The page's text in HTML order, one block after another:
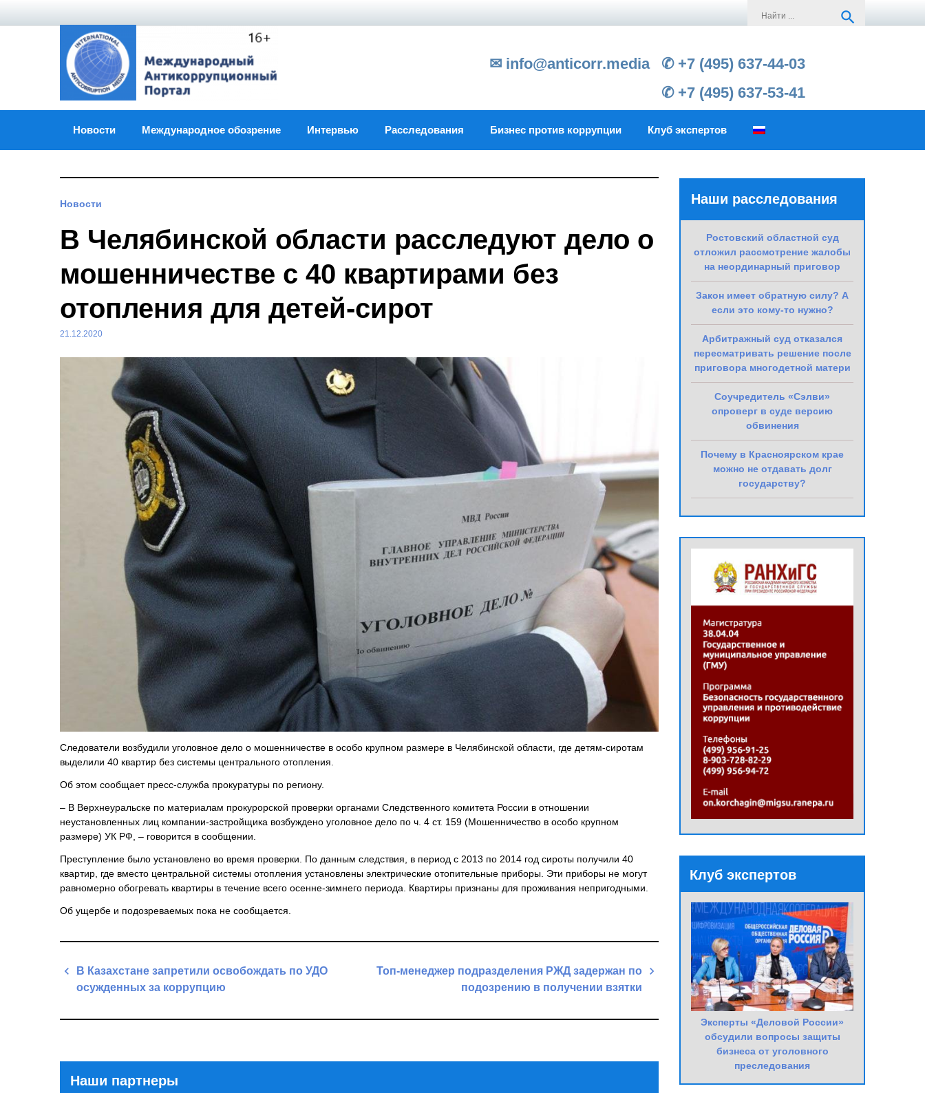
search
✉ info@anticorr.media
✆ +7 (495) 637-44-03
✆ +7 (495) 637-53-41
Новости Международное обозрение Интервью Расследования Бизнес против коррупции Клуб экспертов
Новости
В Челябинской области расследуют дело о
мошенничестве с 40 квартирами без
отопления для детей-сирот
21.12.2020
Следователи возбудили уголовное дело о мошенничестве в особо крупном размере в Челябинской области, где детям-сиротам
выделили 40 квартир без системы центрального отопления.
Об этом сообщает пресс-служба прокуратуры по региону.
– В Верхнеуральске по материалам прокурорской проверки органами Следственного комитета России в отношении
неустановленных лиц компании-застройщика возбуждено уголовное дело по ч. 4 ст. 159 (Мошенничество в особо крупном
размере) УК РФ, – говорится в сообщении.
Преступление было установлено во время проверки. По данным следствия, в период с 2013 по 2014 год сироты получили 40
квартир, где вместо центральной системы отопления установлены электрические отопительные приборы. Эти приборы не могут
равномерно обогревать квартиры в течение всего осенне-зимнего периода. Квартиры признаны для проживания непригодными.
Об ущербе и подозреваемых пока не сообщается.
Навигация
по
В Казахстане запретили освобождать по УДО
осужденных за коррупцию
Топ-менеджер подразделения РЖД задержан по
подозрению в получении взятки
Наши партнеры
Наши расследования
Ростовский областной суд
отложил рассмотрение жалобы
на неординарный приговор
Закон имеет обратную силу? А
если это кому-то нужно?
Арбитражный суд отказался
пересматривать решение после
приговора многодетной матери
Соучредитель «Сэлви»
опроверг в суде версию
обвинения
Почему в Красноярском крае
можно не отдавать долг
государству?
Клуб экспертов
Эксперты «Деловой России»
обсудили вопросы защиты
бизнеса от уголовного
преследования